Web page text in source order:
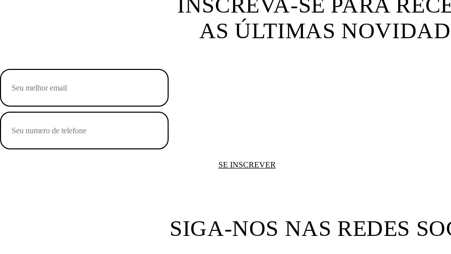
INSCREVA-SE PARA
AS ÚLTIMAS
SE INSCREVER
SIGA-NOS NAS REDES